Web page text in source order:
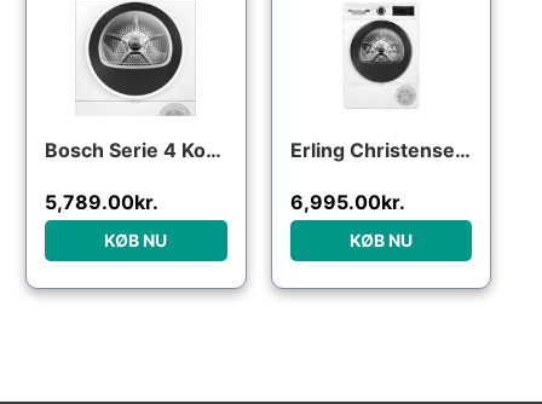
Bosch Serie 4 Kondenstørretumbler med varmepumpe 8 kg WTH85V0ISN
5,789.00kr.
KØB NU
Erling Christensen Møbler Bosch WQG2420NSN kondenstørretumbler m/varmepumpe : Erling Christensen Møbler : Erling Christensen Møbler
6,995.00kr.
KØB NU